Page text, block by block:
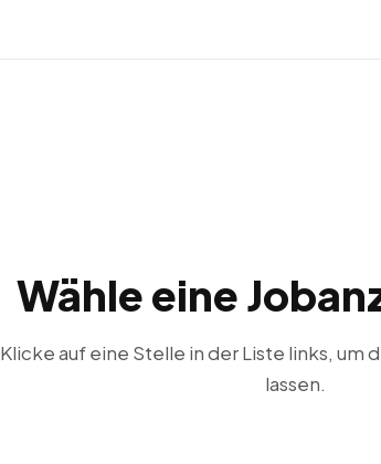
Wähle eine
Klicke auf eine Stelle in der Liste links, um
lassen.